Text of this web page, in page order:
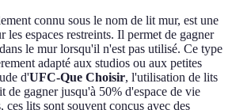
connu sous le nom de lit mur, est une
les espaces restreints. Il permet de gagner
le mur lorsqu'il n'est pas utilisé. Ce type
adapté aux studios ou aux petites
d'UFC-Que Choisir, l'utilisation de lits
de gagner jusqu'à 50% d'espace de vie
lits sont souvent conçus avec des